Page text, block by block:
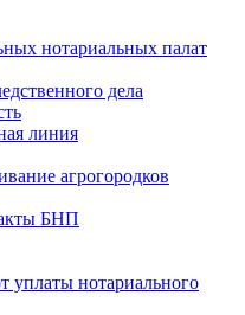
нотариальных палат
дела
линия
агрогородков
БНП
уплаты нотариального